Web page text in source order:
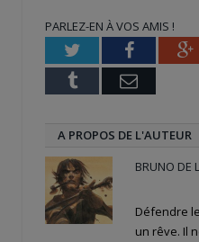
nouvelle
fenêtre) fenêtre) nouvelle
PARLEZ-EN À VOS AMIS !
TwitterFacebook
Tumblr Email
A PROPOS DE L'AUTEUR
BRUNO DE
Défendre
un rêve. Il